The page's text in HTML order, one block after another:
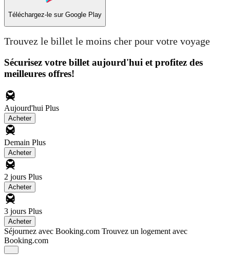
Téléchargez-le sur Google Play
Trouvez le billet le moins cher pour votre voyage
Sécurisez votre billet aujourd'hui et profitez des
meilleures offres!
Aujourd'hui Plus
Acheter
Demain Plus
Acheter
2 jours Plus
Acheter
3 jours Plus
Acheter
Séjournez avec Booking.com Trouvez un logement avec
Booking.com